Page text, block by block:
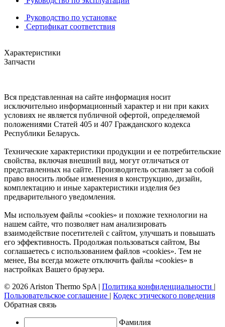
Руководство по установке
Сертификат соответствия
Характеристики
Запчасти
Вся представленная на сайте информация носит
исключительно информационный характер и ни при каких
условиях не является публичной офертой, определяемой
положениями Статей 405 и 407 Гражданского кодекса
Республики Беларусь.
Технические характеристики продукции и ее потребительские
свойства, включая внешний вид, могут отличаться от
представленных на сайте. Производитель оставляет за собой
право вносить любые изменения в конструкцию, дизайн,
комплектацию и иные характеристики изделия без
предварительного уведомления.
Мы используем файлы «cookies» и похожие технологии на
нашем сайте, что позволяет нам анализировать
взаимодействие посетителей с сайтом, улучшать и повышать
его эффективность. Продолжая пользоваться сайтом, Вы
соглашаетесь с использованием файлов «cookies». Тем не
менее, Вы всегда можете отключить файлы «cookies» в
настройках Вашего браузера.
© 2026 Ariston Thermo SpA | Политика конфиденциальности |
Пользовательское соглашение | Кодекс этического поведения
Обратная связь
Фамилия